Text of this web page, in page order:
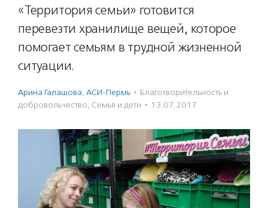
«Территория семьи» готовится
перевезти хранилище вещей, которое
помогает семьям в трудной жизненной
ситуации.
Арина Галашова, АСИ-Пермь · Благотвори­тель­ность и
доброволь­чест­во, Семья и дети · 13.07.2017